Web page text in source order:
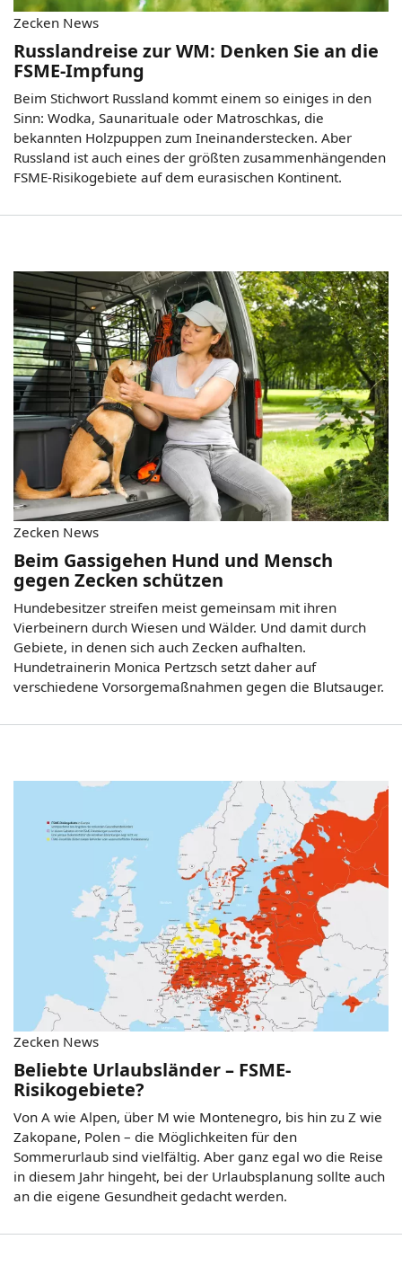
Zecken News
Russlandreise zur WM: Denken Sie an die
FSME-Impfung
Beim Stichwort Russland kommt einem so einiges in den
Sinn: Wodka, Saunarituale oder Matroschkas, die
bekannten Holzpuppen zum Ineinanderstecken. Aber
Russland ist auch eines der größten zusammenhängenden
FSME-Risikogebiete auf dem eurasischen Kontinent.
Zecken News
Beim Gassigehen Hund und Mensch
gegen Zecken schützen
Hundebesitzer streifen meist gemeinsam mit ihren
Vierbeinern durch Wiesen und Wälder. Und damit durch
Gebiete, in denen sich auch Zecken aufhalten.
Hundetrainerin Monica Pertzsch setzt daher auf
verschiedene Vorsorgemaßnahmen gegen die Blutsauger.
Zecken News
Beliebte Urlaubsländer – FSME-
Risikogebiete?
Von A wie Alpen, über M wie Montenegro, bis hin zu Z wie
Zakopane, Polen – die Möglichkeiten für den
Sommerurlaub sind vielfältig. Aber ganz egal wo die Reise
in diesem Jahr hingeht, bei der Urlaubsplanung sollte auch
an die eigene Gesundheit gedacht werden.